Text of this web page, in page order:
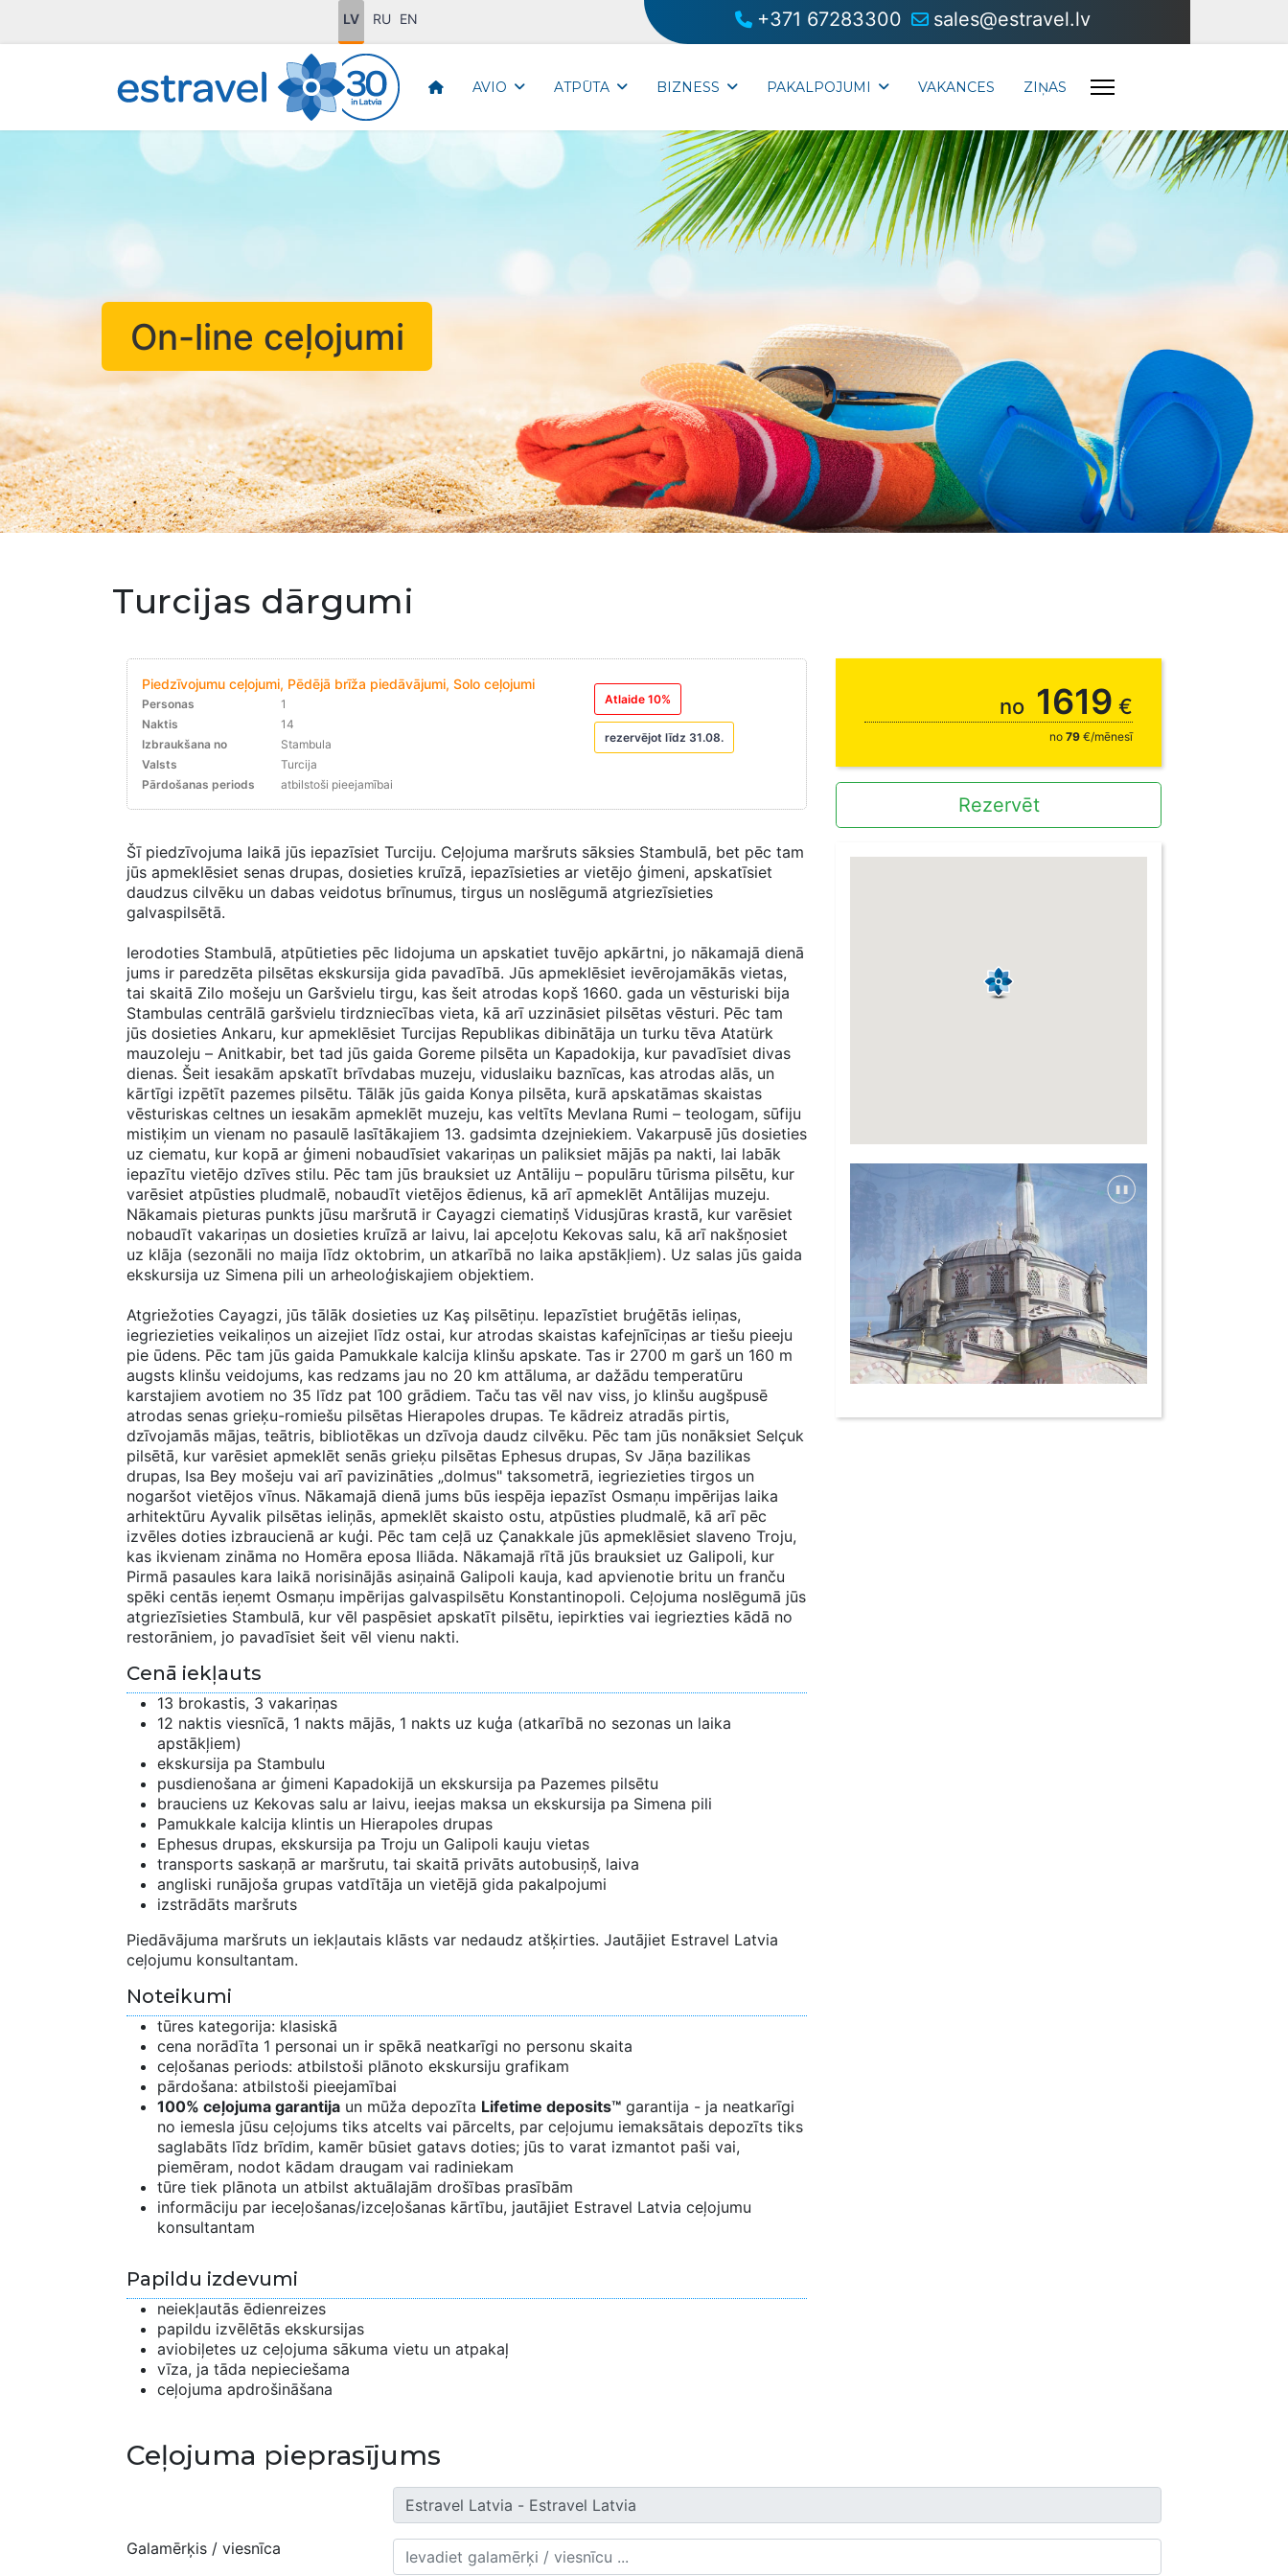
LV RU EN +371 67283300 sales@estravel.lv
AVIO ATPŪTA BIZNESS PAKALPOJUMI VAKANCES ZIŅAS
Turcijas dārgumi
Piedzīvojumu ceļojumi, Pēdējā brīža piedāvājumi, Solo ceļojumi
Personas
1
Naktis
14
Izbraukšana no
Stambula
Valsts
Turcija
Pārdošanas periods
atbilstoši pieejamībai
Atlaide 10%
rezervējot līdz 31.08.
no 1619 €
no 79 €/mēnesī
Rezervēt
Šī piedzīvojuma laikā jūs iepazīsiet Turciju. Ceļojuma maršruts sāksies Stambulā, bet pēc tam
jūs apmeklēsiet senas drupas, dosieties kruīzā, iepazīsieties ar vietējo ģimeni, apskatīsiet
daudzus cilvēku un dabas veidotus brīnumus, tirgus un noslēgumā atgriezīsieties
galvaspilsētā.
Ierodoties Stambulā, atpūtieties pēc lidojuma un apskatiet tuvējo apkārtni, jo nākamajā dienā
jums ir paredzēta pilsētas ekskursija gida pavadībā. Jūs apmeklēsiet ievērojamākās vietas,
tai skaitā Zilo mošeju un Garšvielu tirgu, kas šeit atrodas kopš 1660. gada un vēsturiski bija
Stambulas centrālā garšvielu tirdzniecības vieta, kā arī uzzināsiet pilsētas vēsturi. Pēc tam
jūs dosieties Ankaru, kur apmeklēsiet Turcijas Republikas dibinātāja un turku tēva Atatürk
mauzoleju – Anitkabir, bet tad jūs gaida Goreme pilsēta un Kapadokija, kur pavadīsiet divas
dienas. Šeit iesakām apskatīt brīvdabas muzeju, viduslaiku baznīcas, kas atrodas alās, un
kārtīgi izpētīt pazemes pilsētu. Tālāk jūs gaida Konya pilsēta, kurā apskatāmas skaistas
vēsturiskas celtnes un iesakām apmeklēt muzeju, kas veltīts Mevlana Rumi – teologam, sūfiju
mistiķim un vienam no pasaulē lasītākajiem 13. gadsimta dzejniekiem. Vakarpusē jūs dosieties
uz ciematu, kur kopā ar ģimeni nobaudīsiet vakariņas un paliksiet mājās pa nakti, lai labāk
iepazītu vietējo dzīves stilu. Pēc tam jūs brauksiet uz Antāliju – populāru tūrisma pilsētu, kur
varēsiet atpūsties pludmalē, nobaudīt vietējos ēdienus, kā arī apmeklēt Antālijas muzeju.
Nākamais pieturas punkts jūsu maršrutā ir Cayagzi ciematiņš Vidusjūras krastā, kur varēsiet
nobaudīt vakariņas un dosieties kruīzā ar laivu, lai apceļotu Kekovas salu, kā arī nakšņosiet
uz klāja (sezonāli no maija līdz oktobrim, un atkarībā no laika apstākļiem). Uz salas jūs gaida
ekskursija uz Simena pili un arheoloģiskajiem objektiem.
Atgriežoties Cayagzi, jūs tālāk dosieties uz Kaş pilsētiņu. Iepazīstiet bruģētās ieliņas,
iegriezieties veikaliņos un aizejiet līdz ostai, kur atrodas skaistas kafejnīciņas ar tiešu pieeju
pie ūdens. Pēc tam jūs gaida Pamukkale kalcija klinšu apskate. Tas ir 2700 m garš un 160 m
augsts klinšu veidojums, kas redzams jau no 20 km attāluma, ar dažādu temperatūru
karstajiem avotiem no 35 līdz pat 100 grādiem. Taču tas vēl nav viss, jo klinšu augšpusē
atrodas senas grieķu-romiešu pilsētas Hierapoles drupas. Te kādreiz atradās pirtis,
dzīvojamās mājas, teātris, bibliotēkas un dzīvoja daudz cilvēku. Pēc tam jūs nonāksiet Selçuk
pilsētā, kur varēsiet apmeklēt senās grieķu pilsētas Ephesus drupas, Sv Jāņa bazilikas
drupas, Isa Bey mošeju vai arī pavizināties „dolmus" taksometrā, iegriezieties tirgos un
nogaršot vietējos vīnus. Nākamajā dienā jums būs iespēja iepazīst Osmaņu impērijas laika
arhitektūru Ayvalik pilsētas ieliņās, apmeklēt skaisto ostu, atpūsties pludmalē, kā arī pēc
izvēles doties izbraucienā ar kuģi. Pēc tam ceļā uz Çanakkale jūs apmeklēsiet slaveno Troju,
kas ikvienam zināma no Homēra eposa Iliāda. Nākamajā rītā jūs brauksiet uz Galipoli, kur
Pirmā pasaules kara laikā norisinājās asiņainā Galipoli kauja, kad apvienotie britu un franču
spēki centās ieņemt Osmaņu impērijas galvaspilsētu Konstantinopoli. Ceļojuma noslēgumā jūs
atgriezīsieties Stambulā, kur vēl paspēsiet apskatīt pilsētu, iepirkties vai iegriezties kādā no
restorāniem, jo pavadīsiet šeit vēl vienu nakti.
Cenā iekļauts
13 brokastis, 3 vakariņas
12 naktis viesnīcā, 1 nakts mājās, 1 nakts uz kuģa (atkarībā no sezonas un laika
apstākļiem)
ekskursija pa Stambulu
pusdienošana ar ģimeni Kapadokijā un ekskursija pa Pazemes pilsētu
brauciens uz Kekovas salu ar laivu, ieejas maksa un ekskursija pa Simena pili
Pamukkale kalcija klintis un Hierapoles drupas
Ephesus drupas, ekskursija pa Troju un Galipoli kauju vietas
transports saskaņā ar maršrutu, tai skaitā privāts autobusiņš, laiva
angliski runājoša grupas vatdītāja un vietējā gida pakalpojumi
izstrādāts maršruts
Piedāvājuma maršruts un iekļautais klāsts var nedaudz atšķirties. Jautājiet Estravel Latvia
ceļojumu konsultantam.
Noteikumi
tūres kategorija: klasiskā
cena norādīta 1 personai un ir spēkā neatkarīgi no personu skaita
ceļošanas periods: atbilstoši plānoto ekskursiju grafikam
pārdošana: atbilstoši pieejamībai
100% ceļojuma garantija un mūža depozīta Lifetime deposits™ garantija - ja neatkarīgi
no iemesla jūsu ceļojums tiks atcelts vai pārcelts, par ceļojumu iemaksātais depozīts tiks
saglabāts līdz brīdim, kamēr būsiet gatavs doties; jūs to varat izmantot paši vai,
piemēram, nodot kādam draugam vai radiniekam
tūre tiek plānota un atbilst aktuālajām drošības prasībām
informāciju par ieceļošanas/izceļošanas kārtību, jautājiet Estravel Latvia ceļojumu
konsultantam
Papildu izdevumi
neiekļautās ēdienreizes
papildu izvēlētās ekskursijas
aviobiļetes uz ceļojuma sākuma vietu un atpakaļ
vīza, ja tāda nepieciešama
ceļojuma apdrošināšana
Ceļojuma pieprasījums
Galamērķis / viesnīca